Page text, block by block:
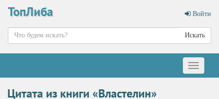
ТопЛиба Войти
Искать
Меню
Цитата из книги «Властелин»